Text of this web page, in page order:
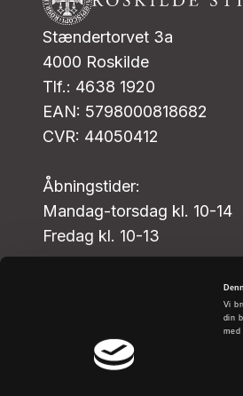
Vi
din
med
Stændertorvet 3a
4000 Roskilde
Tlf.: 4638 1920
EAN: 5798000818682
CVR: 44050412
Åbningstider:
Mandag-torsdag kl. 10-14
Fredag kl. 10-13